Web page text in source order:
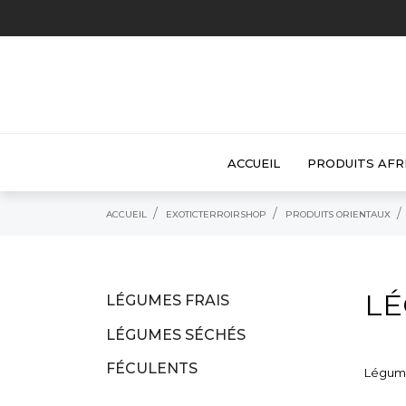
ACCUEIL PRODUITS
ACCUEIL EXOTICTERROIRSHOP PRODUITS ORIENTAUX
LÉGUMES FRAIS
LÉGUMES SÉCHÉS
FÉCULENTS